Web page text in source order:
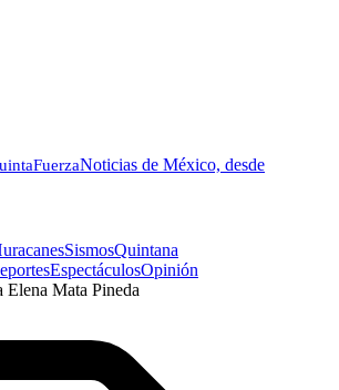
FuerzaNoticias de México, desde
SismosQuintana
EspectáculosOpinión
Elena Mata Pineda